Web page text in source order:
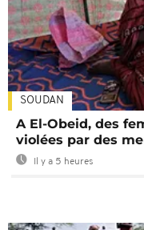
SOUDAN
A El-Obeid, des
violées par des
Il y a 5 heures